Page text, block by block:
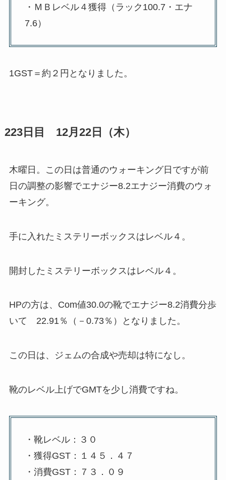
・ＭＢレベル４獲得（ラック100.7・エナ
7.6）
1GST＝約２円となりました。
223日目 12月22日（木）
木曜日。この日は普通のウォーキング日ですが前
日の調整の影響でエナジー8.2エナジー消費のウォ
ーキング。
手に入れたミステリーボックスはレベル４。
開封したミステリーボックスはレベル４。
HPの方は、Com値30.0の靴でエナジー8.2消費分歩
いて 22.91％（－0.73％）となりました。
この日は、ジェムの合成や売却は特になし。
靴のレベル上げでGMTを少し消費ですね。
・靴レベル：３０
・獲得GST：１４５．４７
・消費GST：７３．０９